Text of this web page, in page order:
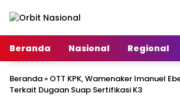
Beranda
Nasional Regional
Beranda» OTT KPK, Wamenaker Imanuel
Terkait Dugaan Suap Sertifikasi K3